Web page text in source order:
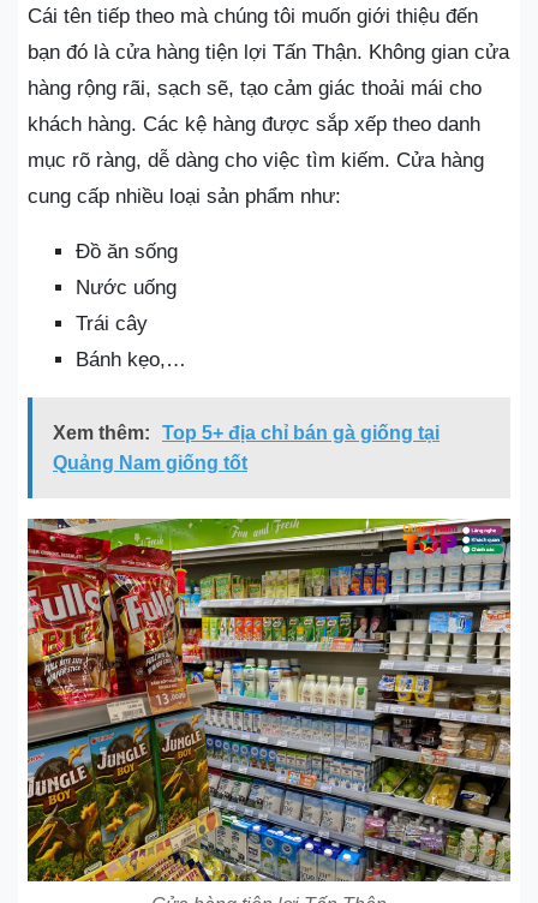
Cái tên tiếp theo mà chúng tôi muốn giới thiệu đến
bạn đó là cửa hàng tiện lợi Tấn Thận. Không gian cửa
hàng rộng rãi, sạch sẽ, tạo cảm giác thoải mái cho
khách hàng. Các kệ hàng được sắp xếp theo danh
mục rõ ràng, dễ dàng cho việc tìm kiếm. Cửa hàng
cung cấp nhiều loại sản phẩm như:
Đồ ăn sống
Nước uống
Trái cây
Bánh kẹo,…
Xem thêm:
Top 5+ địa chỉ bán gà giống tại
Quảng Nam giống tốt